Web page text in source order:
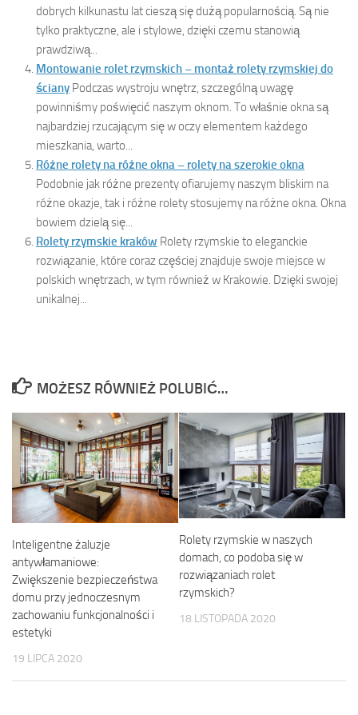
dobrych kilkunastu lat cieszą się dużą popularnością. Są nie
tylko praktyczne, ale i stylowe, dzięki czemu stanowią
prawdziwą...
Montowanie rolet rzymskich – montaż rolety rzymskiej do
ściany Podczas wystroju wnętrz, szczególną uwagę
powinniśmy poświęcić naszym oknom. To właśnie okna są
najbardziej rzucającym się w oczy elementem każdego
mieszkania, warto...
Różne rolety na różne okna – rolety na szerokie okna
Podobnie jak różne prezenty ofiarujemy naszym bliskim na
różne okazje, tak i różne rolety stosujemy na różne okna. Okna
bowiem dzielą się...
Rolety rzymskie kraków Rolety rzymskie to eleganckie
rozwiązanie, które coraz częściej znajduje swoje miejsce w
polskich wnętrzach, w tym również w Krakowie. Dzięki swojej
unikalnej...
MOŻESZ RÓWNIEŻ POLUBIĆ…
Inteligentne żaluzje
antywłamaniowe:
Zwiększenie bezpieczeństwa
domu przy jednoczesnym
zachowaniu funkcjonalności i
estetyki
19 LIPCA 2020
Rolety rzymskie w naszych
domach, co podoba się w
rozwiązaniach rolet
rzymskich?
18 LISTOPADA 2020